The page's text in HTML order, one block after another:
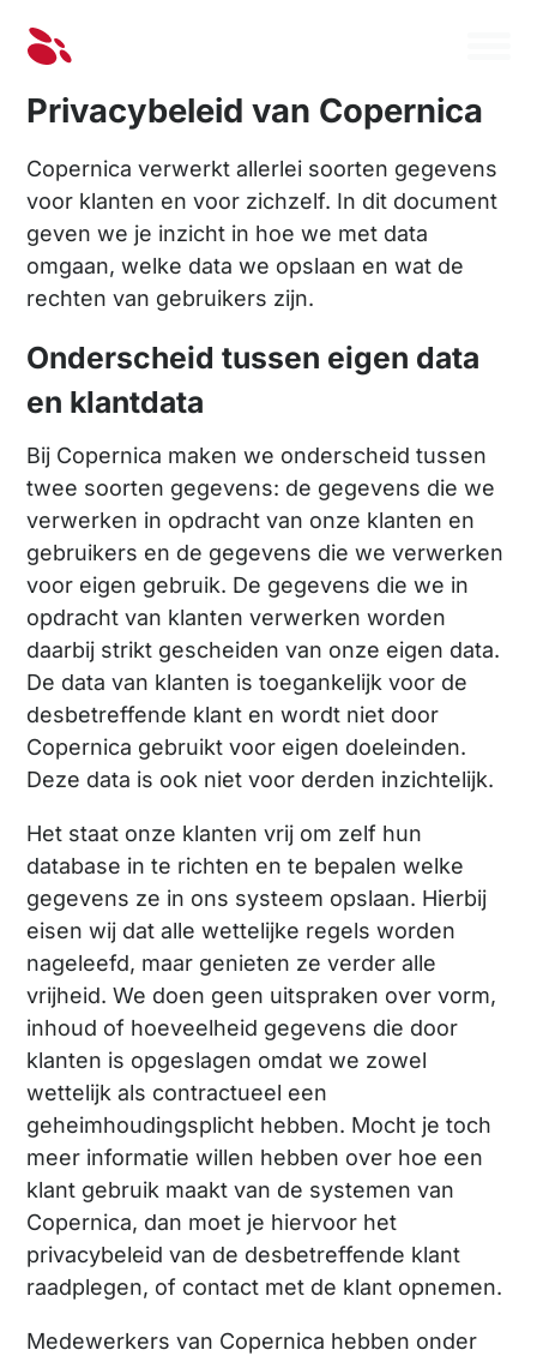
Privacybeleid van Copernica
Copernica verwerkt allerlei soorten gegevens
voor klanten en voor zichzelf. In dit document
geven we je inzicht in hoe we met data
omgaan, welke data we opslaan en wat de
rechten van gebruikers zijn.
Onderscheid tussen eigen data
en klantdata
Bij Copernica maken we onderscheid tussen
twee soorten gegevens: de gegevens die we
verwerken in opdracht van onze klanten en
gebruikers en de gegevens die we verwerken
voor eigen gebruik. De gegevens die we in
opdracht van klanten verwerken worden
daarbij strikt gescheiden van onze eigen data.
De data van klanten is toegankelijk voor de
desbetreffende klant en wordt niet door
Copernica gebruikt voor eigen doeleinden.
Deze data is ook niet voor derden inzichtelijk.
Het staat onze klanten vrij om zelf hun
database in te richten en te bepalen welke
gegevens ze in ons systeem opslaan. Hierbij
eisen wij dat alle wettelijke regels worden
nageleefd, maar genieten ze verder alle
vrijheid. We doen geen uitspraken over vorm,
inhoud of hoeveelheid gegevens die door
klanten is opgeslagen omdat we zowel
wettelijk als contractueel een
geheimhoudingsplicht hebben. Mocht je toch
meer informatie willen hebben over hoe een
klant gebruik maakt van de systemen van
Copernica, dan moet je hiervoor het
privacybeleid van de desbetreffende klant
raadplegen, of contact met de klant opnemen.
Medewerkers van Copernica hebben onder